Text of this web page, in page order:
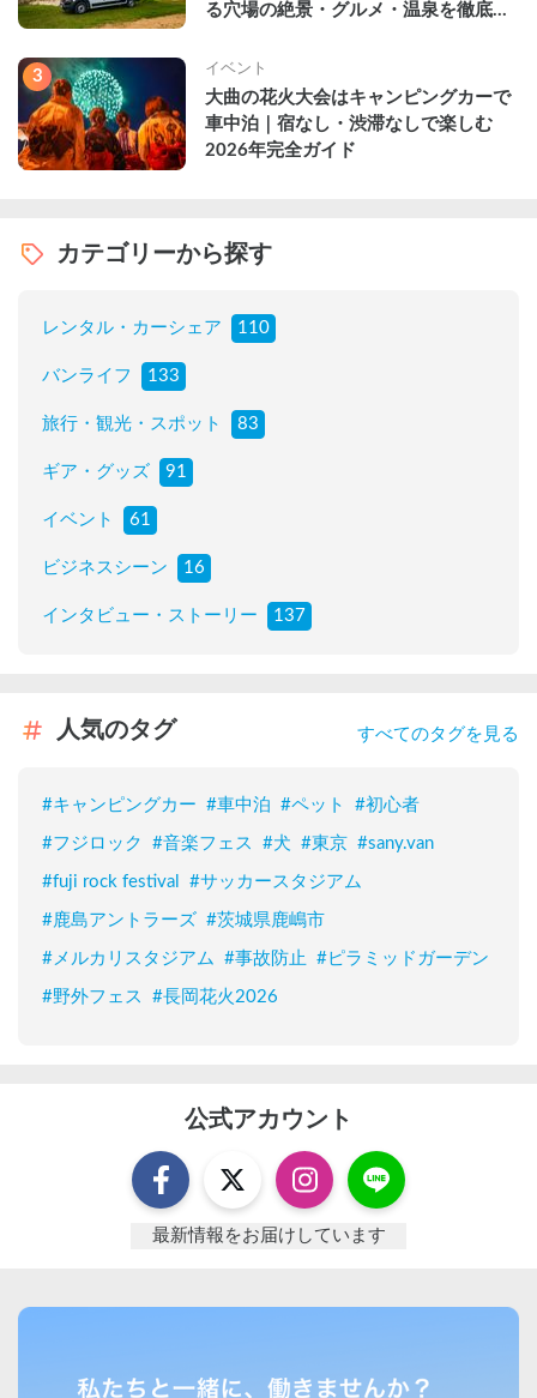
る穴場の絶景・グルメ・温泉を徹底解
3 イベント
大曲の花火大会はキャンピングカーで
車中泊｜宿なし・渋滞なしで楽しむ
2026年完全ガイド
カテゴリーから探す
レンタル・カーシェア 110
バンライフ 133
旅行・観光・スポット 83
ギア・グッズ 91
イベント 61
ビジネスシーン 16
インタビュー・ストーリー 137
人気のタグ すべてのタグを見る
#キャンピングカー #車中泊 #ペット #初心者
#フジロック #音楽フェス #犬 #東京 #sany.van
#fuji rock festival #サッカースタジアム
#鹿島アントラーズ #茨城県鹿嶋市
# メルカリスタジアム #事故防止 #ピラミッドガーデン
#野外フェス #長岡花火2026
公式アカウント
最新情報をお届けしています